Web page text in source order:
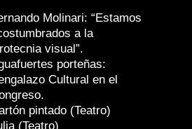
Molinari: “Estamos
a la
visual”.
porteñas:
Cultural en el
pintado (Teatro)
(Teatro)